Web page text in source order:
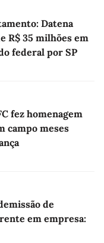
Datena
R$ 35 milhões em
federal por SP
fez homenagem
campo meses
de
em empresa: